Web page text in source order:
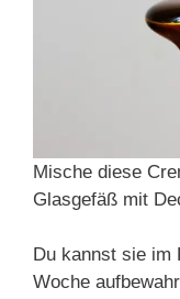
Mische diese
Glasgefäß mit
Du kannst sie im
Woche